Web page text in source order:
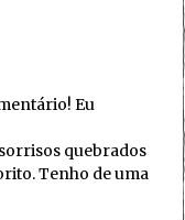
Eu
quebrados
Tenho de uma